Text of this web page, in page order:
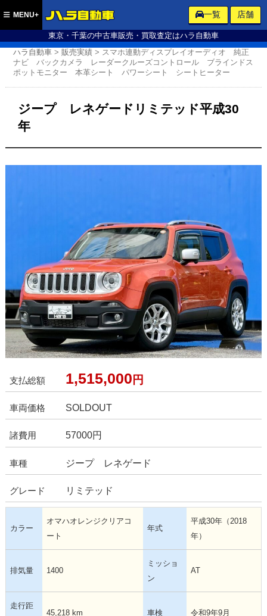
東京・千葉の中古車販売・買取査定はハラ自動車
MENU+ 一覧 店舗
ハラ自動車 >販売実績 > スマホ連動ディスプレイオーディオ 純正
ナビ バックカメラ レーダークルーズコントロール ブラインドス
ポットモニター 本革シート パワーシート シートヒーター
ジープ レネゲードリミテッド平成30
年
支払総額 1,515,000円
車両価格 SOLDOUT
諸費用 57000円
車種 ジープ レネゲード
グレード リミテッド
カラー
オマハオレンジクリアコ
ート
年式
平成30年（2018
年）
排気量 1400
ミッショ
ン
AT
走行距
45,218 km 車検 令和9年9月